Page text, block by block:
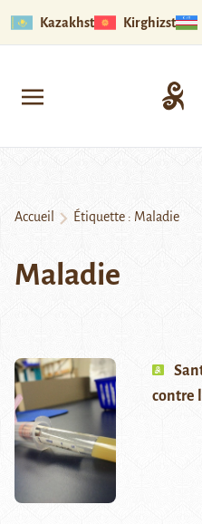
Kazakhstan Kirghizstan
Accueil Étiquette : Maladie
Maladie
contre